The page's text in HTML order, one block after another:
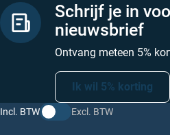
Schrijf je in
nieuwsbrief
Ontvang meteen 5%
Ik wil 5% korting
Incl. BTW Excl. BTW